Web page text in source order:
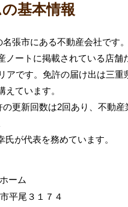
基本情報
張市にある不動産会社です
ノートに掲載されている店舗
アです。免許の届け出は三重
ています。
更新回数は2回あり、不動
が代表を務めています。
ーム
平尾３１７４